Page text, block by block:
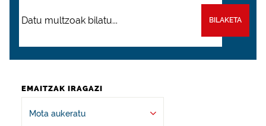
BILAKETA
EMAITZAK IRAGAZI
Mota aukeratu